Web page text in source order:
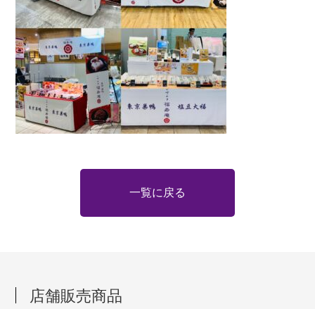
一覧に戻る
店舗販売商品